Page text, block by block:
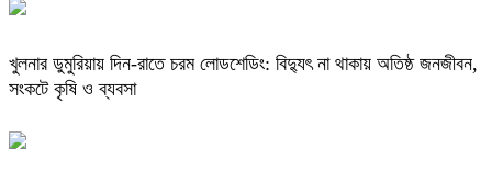
খুলনার ডুমুরিয়ায় দিন-রাতে চরম লোডশেডিং: বিদ্যুৎ না থাকায় অতিষ্ঠ জনজীবন,
সংকটে কৃষি ও ব্যবসা